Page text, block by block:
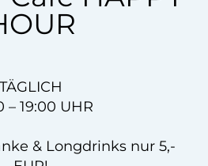
TÄGLICH
– 19:00 UHR
& Longdrinks nur 5,-